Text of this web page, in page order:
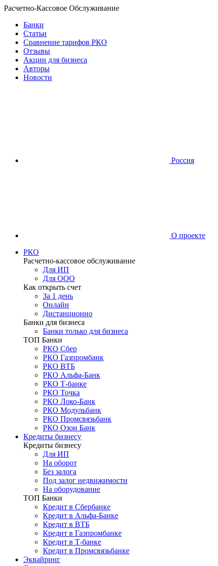
Расчетно-Кассовое Обслуживание
Банки
Статьи
Сравнение тарифов РКО
Отзывы
Акции для бизнеса
Авторы
Новости
Россия
О проекте
РКО
Расчетно-кассовое обслуживание
Для ИП
Для ООО
Как открыть счет
За 1 день
Онлайн
Дистанционно
Банки для бизнеса
Банки только для бизнеса
ТОП Банки
РКО Сбер
РКО Газпромбанк
РКО ВТБ
РКО Альфа-Банк
РКО Т-банке
РКО Точка
РКО Локо-Банк
РКО Модульбанк
РКО Промсвязьбанк
РКО Озон Банк
Кредиты бизнесу
Кредиты бизнесу
Для ИП
На оборот
Без залога
Под залог недвижимости
На оборудование
ТОП Банки
Кредит в Сбербанке
Кредит в Альфа-Банке
Кредит в ВТБ
Кредит в Газпромбанке
Кредит в Т-банке
Кредит в Промсвязьбанке
Эквайринг